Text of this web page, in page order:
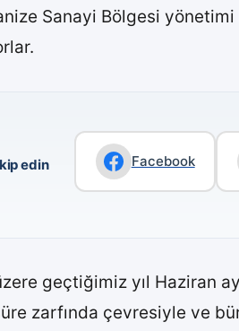
Sanayi Bölgesi yönetimi
edin Facebook
geçtiğimiz yıl Haziran
zarfında çevresiyle ve